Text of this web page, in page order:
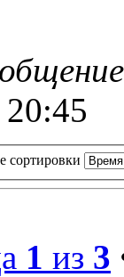
сортировки
1 из 3